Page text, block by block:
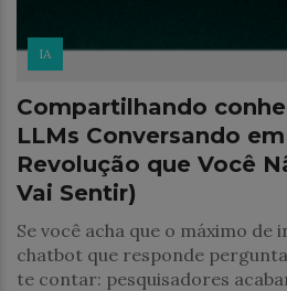
IA
Compartilhando
LLMs Conversando
Revolução que Você
Vai Sentir)
Se você acha que o máximo de
chatbot que responde
te contar: pesquisadores